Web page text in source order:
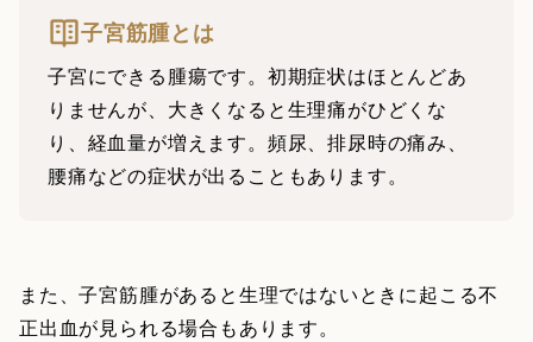
子宮筋腫とは
子宮にできる腫瘍です。初期症状はほとんどあ
りませんが、大きくなると生理痛がひどくな
り、経血量が増えます。頻尿、排尿時の痛み、
腰痛などの症状が出ることもあります。
また、子宮筋腫があると生理ではないときに起こる不
正出血が見られる場合もあります。